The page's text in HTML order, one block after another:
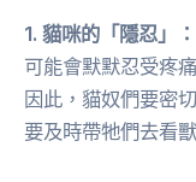
1. 貓咪的「隱忍」：
可能會默默忍受疼
因此，貓奴們要密
要及時帶牠們去看